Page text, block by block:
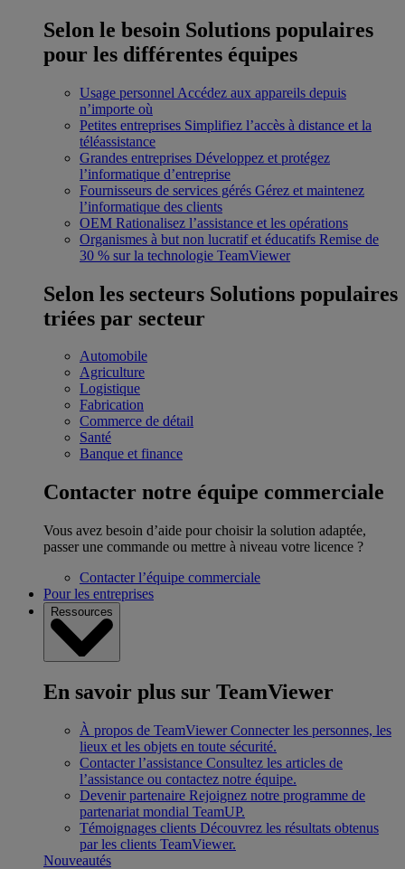
Selon le besoin Solutions populaires
pour les différentes équipes
Usage personnel Accédez aux appareils depuis
n’importe où
Petites entreprises Simplifiez l’accès à distance et la
téléassistance
Grandes entreprises Développez et protégez
l’informatique d’entreprise
Fournisseurs de services gérés Gérez et maintenez
l’informatique des clients
OEM Rationalisez l’assistance et les opérations
Organismes à but non lucratif et éducatifs Remise de
30 % sur la technologie TeamViewer
Selon les secteurs Solutions populaires
triées par secteur
Automobile
Agriculture
Logistique
Fabrication
Commerce de détail
Santé
Banque et finance
Contacter notre équipe commerciale
Vous avez besoin d’aide pour choisir la solution adaptée,
passer une commande ou mettre à niveau votre licence ?
Contacter l’équipe commerciale
Pour les entreprises
Ressources
En savoir plus sur TeamViewer
À propos de TeamViewer Connecter les personnes, les
lieux et les objets en toute sécurité.
Contacter l’assistance Consultez les articles de
l’assistance ou contactez notre équipe.
Devenir partenaire Rejoignez notre programme de
partenariat mondial TeamUP.
Témoignages clients Découvrez les résultats obtenus
par les clients TeamViewer.
Nouveautés